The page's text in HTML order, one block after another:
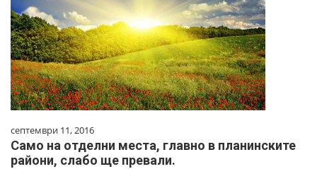
септември 11, 2016
Само на отделни места, главно в планинските
райони, слабо ще превали.